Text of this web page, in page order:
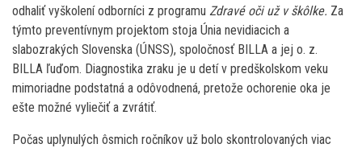
odhaliť vyškolení odborníci z programu Zdravé oči už v škôlke. Za
týmto preventívnym projektom stoja Únia nevidiacich a
slabozrakých Slovenska (ÚNSS), spoločnosť BILLA a jej o. z.
BILLA ľuďom. Diagnostika zraku je u detí v predškolskom veku
mimoriadne podstatná a odôvodnená, pretože ochorenie oka je
ešte možné vyliečiť a zvrátiť.
Počas uplynulých ôsmich ročníkov už bolo skontrolovaných viac